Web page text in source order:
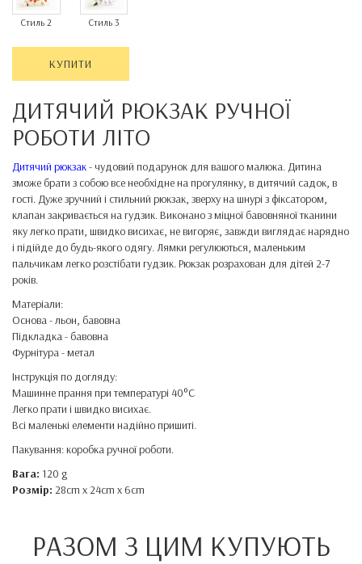
Стиль 2 Стиль 3
КУПИТИ
ДИТЯЧИЙ РЮКЗАК РУЧНОЇ
РОБОТИ ЛІТО
Дитячий рюкзак- чудовий подарунок для вашого малюка. Дитина
зможе брати з собою все необхідне на прогулянку, в дитячий садок, в
гості. Дуже зручний і стильний рюкзак, зверху на шнурі з фіксатором,
клапан закривається на гудзик. Виконано з міцної бавовняної тканини
яку легко прати, швидко висихає, не вигоряє, завжди виглядає нарядно
і підійде до будь-якого одягу. Лямки регулюються, маленьким
пальчикам легко розстібати гудзик. Рюкзак розрахован для дітей 2-7
років.
Матеріали:
Основа - льон, бавовна
Підкладка - бавовна
Фурнітура - метал
Інструкція по догляду:
Машинне прання при температурі 40°C
Легко прати і швидко висихає.
Всі маленькі елементи надійно пришиті.
Пакування: коробка ручної роботи.
Вага: 120 g
Розмір: 28cm x 24cm x 6cm
РАЗОМ З ЦИМ КУПУЮТЬ